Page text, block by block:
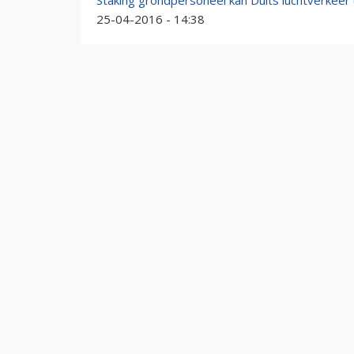
25-04-2016 - 14:38